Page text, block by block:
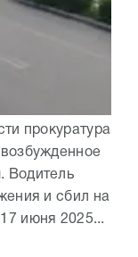
прокуратура
Водитель
и сбил на
июня 2025...